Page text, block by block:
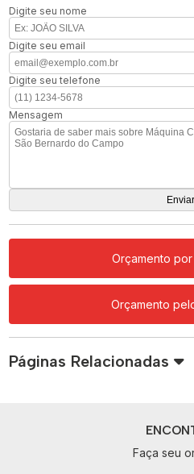
Digite seu nome
Digite seu email
Digite seu telefone
Mensagem
Orçamento
Orçamento
Páginas Relacionadas
Faça seu